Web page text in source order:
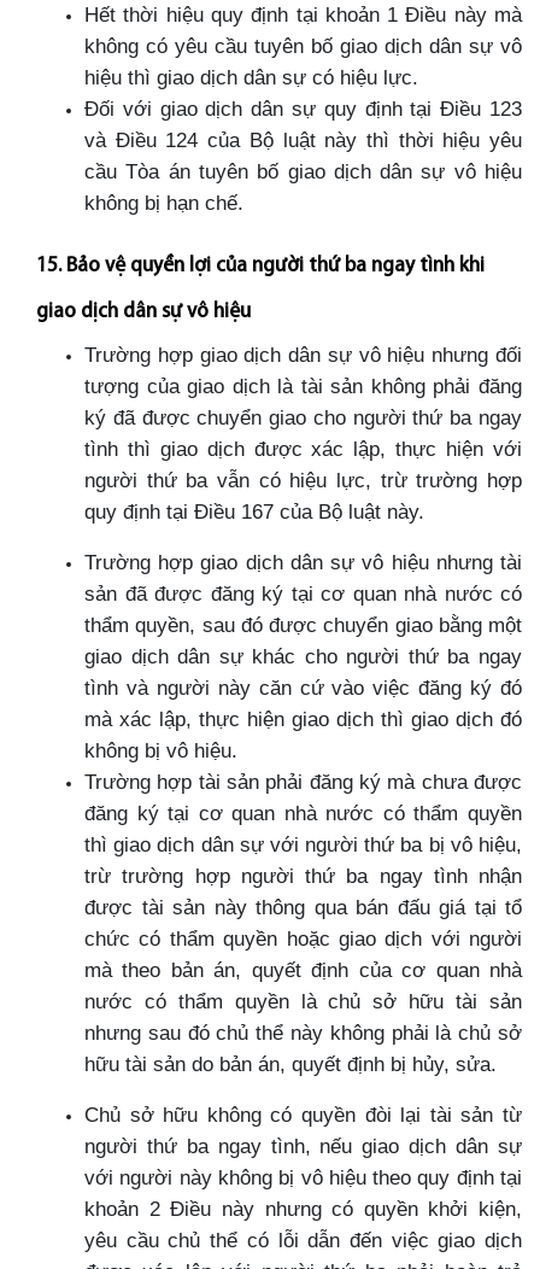
Hết thời hiệu quy định tại khoản 1 Điều này mà
không có yêu cầu tuyên bố giao dịch dân sự vô
hiệu thì giao dịch dân sự có hiệu lực.
Đối với giao dịch dân sự quy định tại Điều 123
và Điều 124 của Bộ luật này thì thời hiệu yêu
cầu Tòa án tuyên bố giao dịch dân sự vô hiệu
không bị hạn chế.
15. Bảo vệ quyền lợi của người thứ ba ngay tình khi
giao dịch dân sự vô hiệu
Trường hợp giao dịch dân sự vô hiệu nhưng đối
tượng của giao dịch là tài sản không phải đăng
ký đã được chuyển giao cho người thứ ba ngay
tình thì giao dịch được xác lập, thực hiện với
người thứ ba vẫn có hiệu lực, trừ trường hợp
quy định tại Điều 167 của Bộ luật này.
Trường hợp giao dịch dân sự vô hiệu nhưng tài
sản đã được đăng ký tại cơ quan nhà nước có
thẩm quyền, sau đó được chuyển giao bằng một
giao dịch dân sự khác cho người thứ ba ngay
tình và người này căn cứ vào việc đăng ký đó
mà xác lập, thực hiện giao dịch thì giao dịch đó
không bị vô hiệu.
Trường hợp tài sản phải đăng ký mà chưa được
đăng ký tại cơ quan nhà nước có thẩm quyền
thì giao dịch dân sự với người thứ ba bị vô hiệu,
trừ trường hợp người thứ ba ngay tình nhận
được tài sản này thông qua bán đấu giá tại tổ
chức có thẩm quyền hoặc giao dịch với người
mà theo bản án, quyết định của cơ quan nhà
nước có thẩm quyền là chủ sở hữu tài sản
nhưng sau đó chủ thể này không phải là chủ sở
hữu tài sản do bản án, quyết định bị hủy, sửa.
Chủ sở hữu không có quyền đòi lại tài sản từ
người thứ ba ngay tình, nếu giao dịch dân sự
với người này không bị vô hiệu theo quy định tại
khoản 2 Điều này nhưng có quyền khởi kiện,
yêu cầu chủ thể có lỗi dẫn đến việc giao dịch